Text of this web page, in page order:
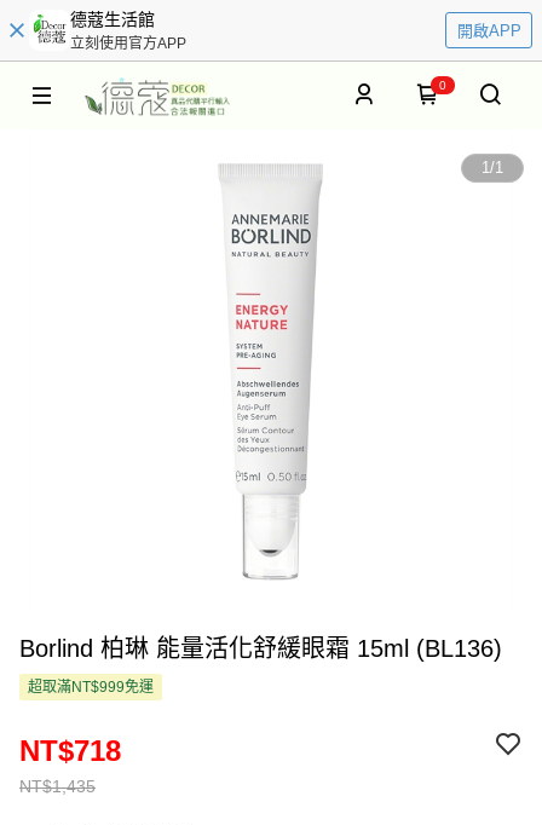
德蔻生活館
立刻使用官方APP
開啟APP
0
1/1
Borlind 柏琳 能量活化舒緩眼霜 15ml (BL136)
超取滿NT$999免運
NT$1,435
NT$718